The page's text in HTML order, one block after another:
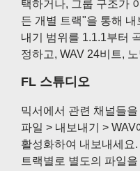
택하거나, 그룹 구조가
든 개별 트랙"을 통해
내기 범위를 1.1.1부터
정하고, WAV 24비트,
FL 스튜디오
믹서에서 관련 채널들
파일 > 내보내기 >
활성화하여 내보내세요
트랙별로 별도의 파일